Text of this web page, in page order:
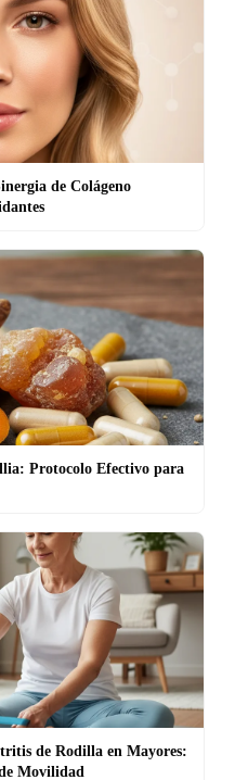
de Colágeno
Protocolo Efectivo para
de Rodilla en Mayores:
Movilidad